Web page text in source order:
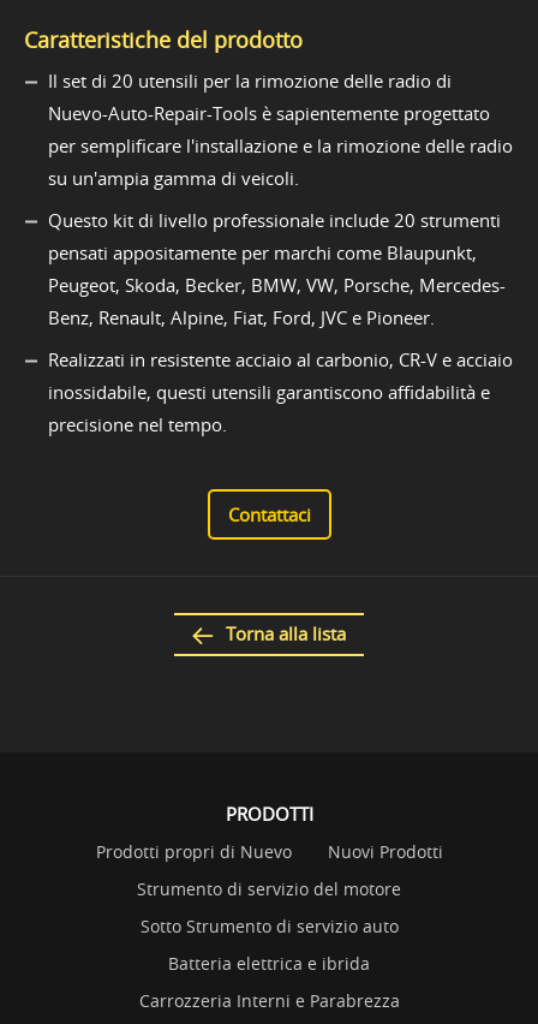
Caratteristiche del prodotto
Il set di 20 utensili per la rimozione delle radio di
Nuevo-Auto-Repair-Tools è sapientemente progettato
per semplificare l'installazione e la rimozione delle radio
su un'ampia gamma di veicoli.
Questo kit di livello professionale include 20 strumenti
pensati appositamente per marchi come Blaupunkt,
Peugeot, Skoda, Becker, BMW, VW, Porsche, Mercedes-
Benz, Renault, Alpine, Fiat, Ford, JVC e Pioneer.
Realizzati in resistente acciaio al carbonio, CR-V e acciaio
inossidabile, questi utensili garantiscono affidabilità e
precisione nel tempo.
Contattaci
Torna alla lista
PRODOTTI
Prodotti propri di Nuevo
Nuovi Prodotti
Strumento di servizio del motore
Sotto Strumento di servizio auto
Batteria elettrica e ibrida
Carrozzeria Interni e Parabrezza